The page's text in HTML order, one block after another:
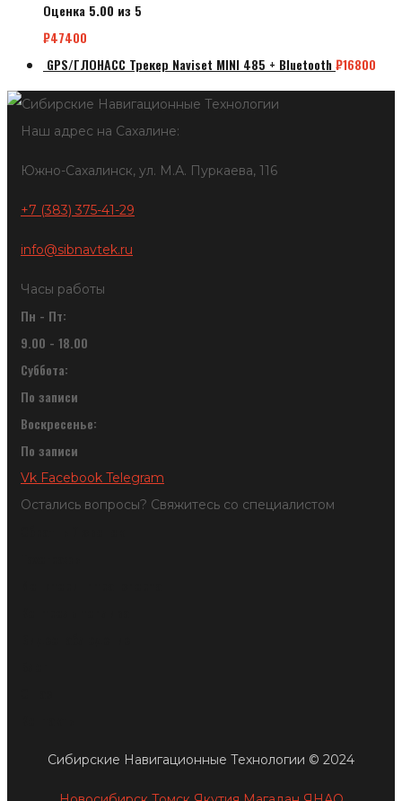
Оценка 5.00 из 5
₽47400
GPS/ГЛОНАСС Трекер Naviset MINI 485 + Bluetooth ₽16800
Наш адрес на Сахалине:
Южно-Сахалинск, ул. М.А. Пуркаева, 116
+7 (383) 375-41-29
info@sibnavtek.ru
Часы работы
Пн - Пт:
9.00 - 18.00
Суббота:
По записи
Воскресенье:
По записи
Vk Facebook Telegram
Остались вопросы? Свяжитесь со специалистом
Сибирские Навигационные Технологии © 2024